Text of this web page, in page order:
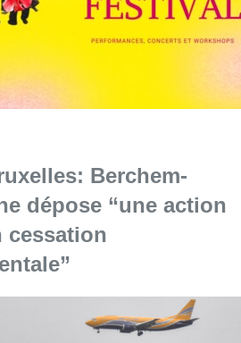
Berchem-
dépose “une action
cessation